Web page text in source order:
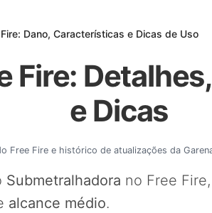
Dano, Características e Dicas de Uso
Fire:
e Dicas
Free Fire e histórico de atualizações da
Submetralhadora no Free
alcance médio.